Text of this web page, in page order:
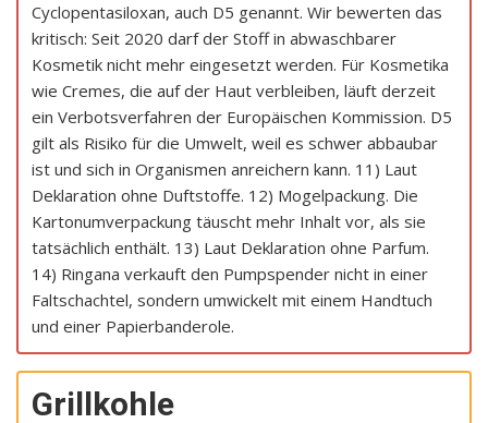
Cyclopentasiloxan, auch D5 genannt. Wir bewerten das
kritisch: Seit 2020 darf der Stoff in abwaschbarer
Kosmetik nicht mehr eingesetzt werden. Für Kosmetika
wie Cremes, die auf der Haut verbleiben, läuft derzeit
ein Verbotsverfahren der Europäischen Kommission. D5
gilt als Risiko für die Umwelt, weil es schwer abbaubar
ist und sich in Organismen anreichern kann. 11) Laut
Deklaration ohne Duftstoffe. 12) Mogelpackung. Die
Kartonumverpackung täuscht mehr Inhalt vor, als sie
tatsächlich enthält. 13) Laut Deklaration ohne Parfum.
14) Ringana verkauft den Pumpspender nicht in einer
Faltschachtel, sondern umwickelt mit einem Handtuch
und einer Papierbanderole.
Grillkohle